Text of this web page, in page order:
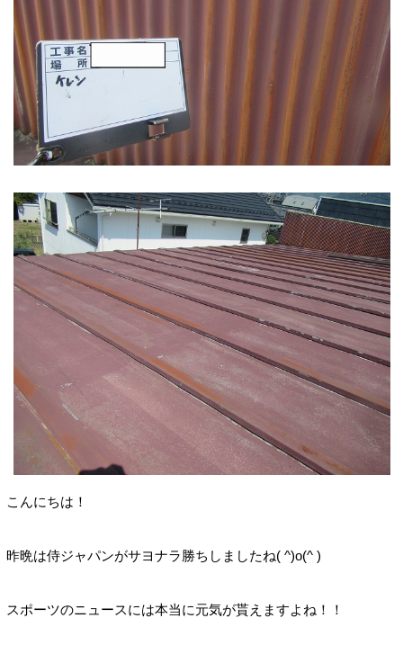
こんにちは！
昨晩は侍ジャパンがサヨナラ勝ちしましたね( ^)o(^ )
スポーツのニュースには本当に元気が貰えますよね！！